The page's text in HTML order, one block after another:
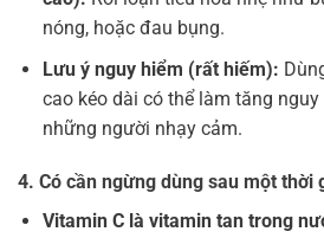
nóng, hoặc đau bụng.
Lưu ý nguy hiểm (rất hiếm):
cao kéo dài có thể làm tăng
những người nhạy cảm.
4. Có cần ngừng dùng sau một thời
Vitamin C là vitamin tan trong